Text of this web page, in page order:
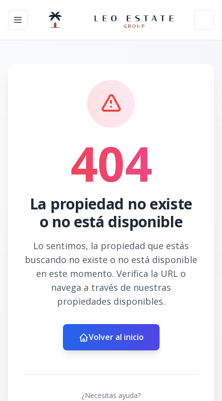
Toggle navigation menu
404
La propiedad no existe
o no está disponible
Lo sentimos, la propiedad que estás
buscando no existe o no está disponible
en este momento. Verifica la URL o
navega a través de nuestras
propiedades disponibles.
Volver al inicio
¿Necesitas ayuda?